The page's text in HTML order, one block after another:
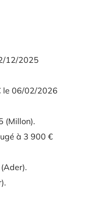
12/2025
le 06/02/2026
(Millon).
à 3 900 €
(Ader).